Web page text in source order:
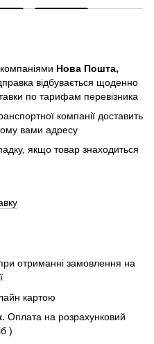
Нова Пошта,
відбувається щоденно
по тарифам перевізника
компанії доставить
вами адресу
якщо товар знаходиться
отриманні замовлення на
картою
Оплата на розрахунковий
)